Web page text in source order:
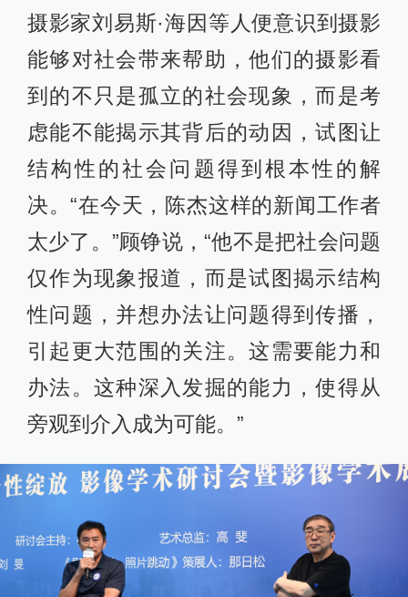
摄影家刘易斯·海因等人便意识到摄影
能够对社会带来帮助，他们的摄影看
到的不只是孤立的社会现象，而是考
虑能不能揭示其背后的动因，试图让
结构性的社会问题得到根本性的解
决。“在今天，陈杰这样的新闻工作者
太少了。”顾铮说，“他不是把社会问题
仅作为现象报道，而是试图揭示结构
性问题，并想办法让问题得到传播，
引起更大范围的关注。这需要能力和
办法。这种深入发掘的能力，使得从
旁观到介入成为可能。”